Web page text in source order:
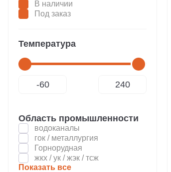
В наличии
Под заказ
Температура
Область промышленности
водоканалы
гок / металлургия
Горнорудная
жкх / ук / жэк / тсж
Показать все